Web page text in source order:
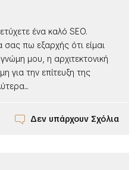
ένα καλό SEO.
πω εξαρχής ότι είμαι
μου, η αρχιτεκτονική
για την επίτευξη της
Δεν υπάρχουν Σχόλια